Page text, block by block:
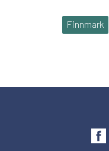
Finnmark